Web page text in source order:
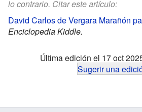
lo contrario. Citar este artículo:
David Carlos de Vergara Marañón
Enciclopedia Kiddle.
Última edición el 17 oct
Sugerir una